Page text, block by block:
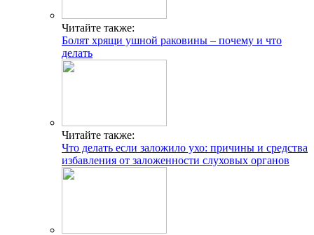
Читайте также:
Болят хрящи ушной раковины – почему и что
делать
Читайте также:
Что делать если заложило ухо: причины и средства
избавления от заложенности слуховых органов